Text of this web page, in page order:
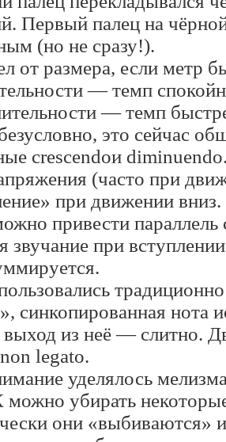
Первый палец на
(но не сразу!).
от размера, если метр
— темп
— темп
это сейчас
crescendoи
(часто при
при движении
привести параллель
звучание при
синкопированная нота
выход из неё — слитно.
legato.
уделялось
убирать
они «выбиваются»